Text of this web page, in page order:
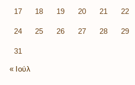
17 18 19 20 21 22
24 25 26 27 28 29
31
« Ιούλ